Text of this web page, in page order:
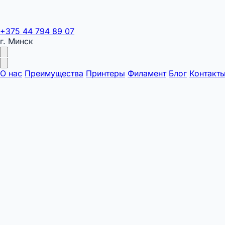
+375 44 794 89 07
г. Минск
О нас Преимущества Принтеры Филамент Блог